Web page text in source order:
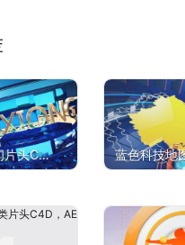
片头C4D
蓝色科技地
C4D工程